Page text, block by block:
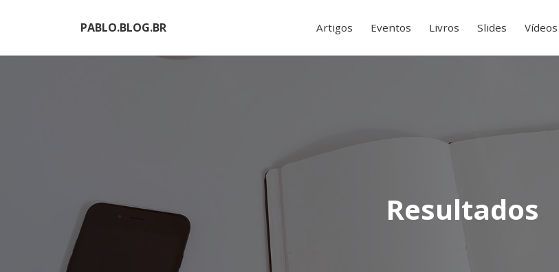
PABLO.BLOG.BR Artigos Eventos Livros Slides Vídeos
Resultados